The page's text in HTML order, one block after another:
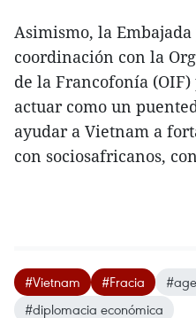
Asimismo, la
coordinación con la
de la Francofonía
actuar como un
ayudar a Vietnam a
con sociosafricanos,
#Vietnam #Fracia
#diplomacia económica